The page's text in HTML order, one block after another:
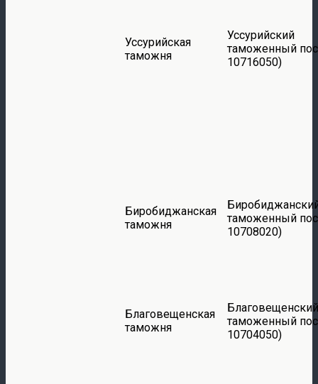
Уссурийская
таможня
Уссурийский
таможенный
10716050)
Биробиджанская
таможня
таможенный
10708020)
Благовещенская
таможня
Благовещенский
таможенный
10704050)